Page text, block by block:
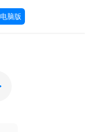
电脑版